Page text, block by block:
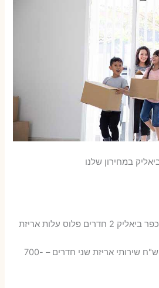
במחירון שלנו
כמה עולה הובלה דירה בכפר ביאליק 2 חדרים פלוס עלות אריזת
במחיר מבצע 900-1700 ש"ח שירותי אריזת שני חדרים – 700-